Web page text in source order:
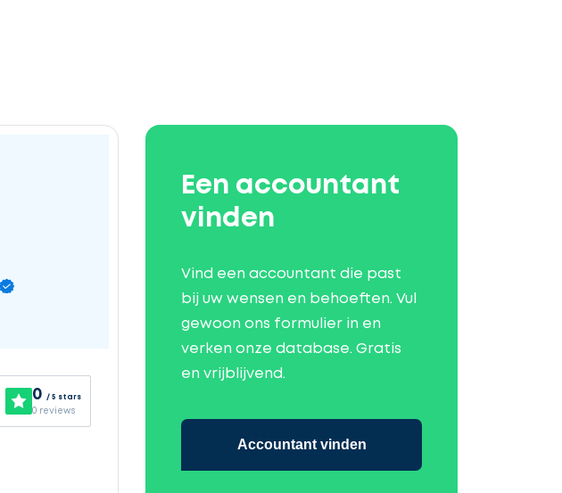
0 / 5 stars
0 reviews
Een accountant
vinden
Vind een accountant die past
bij uw wensen en behoeften. Vul
gewoon ons formulier in en
verken onze database. Gratis
en vrijblijvend.
Accountant vinden